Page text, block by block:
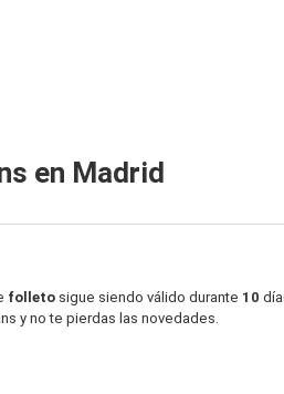
en Madrid
folleto sigue siendo válido durante 10
y no te pierdas las novedades.